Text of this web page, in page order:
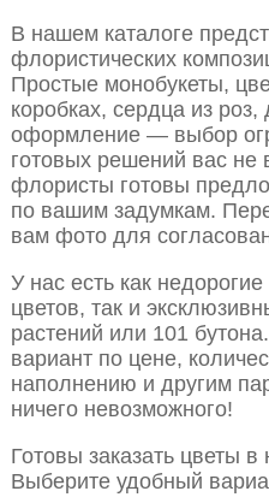
В нашем каталоге
флористических
Простые монобукеты,
коробках, сердца из роз,
оформление — выбор
готовых решений вас не
флористы готовы
по вашим задумкам.
вам фото для
У нас есть как
цветов, так и
растений или 101
вариант по цене,
наполнению и другим
ничего невозможного!
Готовы заказать цветы
Выберите удобный